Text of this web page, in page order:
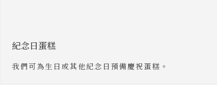
紀念日蛋糕
我們可為生日或其他紀念日預備慶祝蛋糕。